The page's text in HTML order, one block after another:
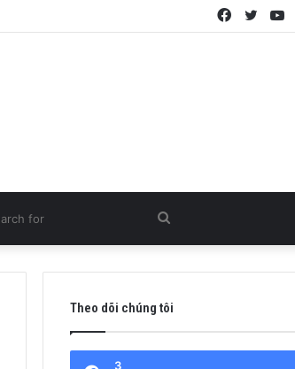
Facebook
Search
for
Theo dõi chúng tôi
3